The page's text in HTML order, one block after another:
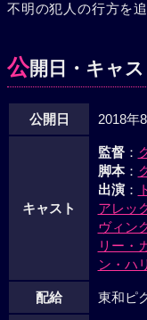
不明の犯人の行方を追
公開日・キャ
公開日 2018年
キャスト
監督：
脚本：
出演：
アレッ
ヴィン
リー・
ン・ハ
配給 東和ピ